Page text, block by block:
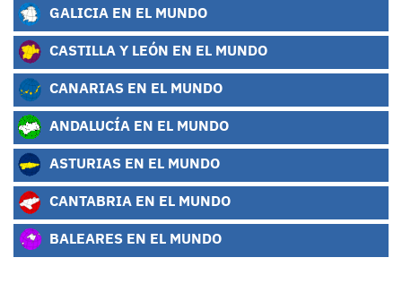
GALICIA EN EL MUNDO
CASTILLA Y LEÓN EN EL MUNDO
CANARIAS EN EL MUNDO
ANDALUCÍA EN EL MUNDO
ASTURIAS EN EL MUNDO
CANTABRIA EN EL MUNDO
BALEARES EN EL MUNDO